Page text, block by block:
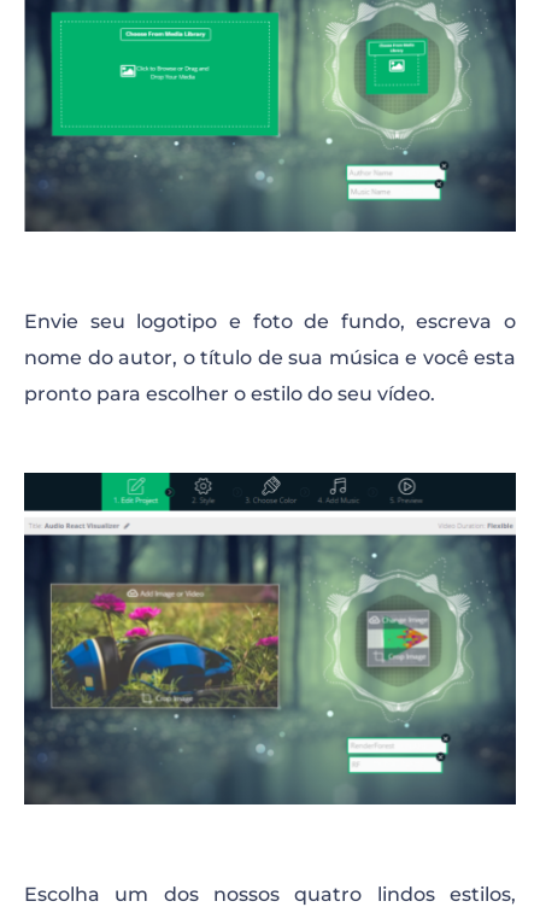
Envie seu logotipo e foto de fundo, escreva o
nome do autor, o título de sua música e você esta
pronto para escolher o estilo do seu vídeo.
Escolha um dos nossos quatro lindos estilos,